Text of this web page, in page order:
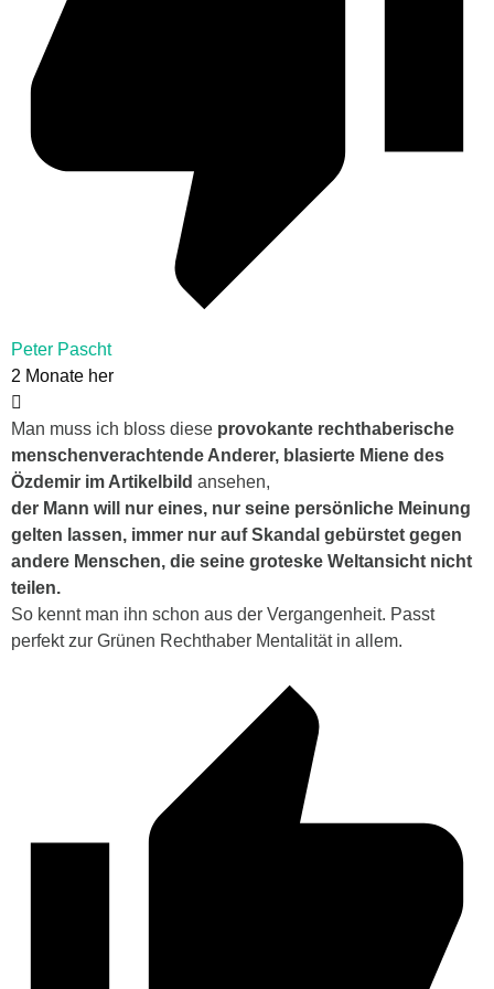
Peter Pascht
2 Monate her
Man muss ich bloss diese provokante rechthaberische
menschenverachtende Anderer, blasierte Miene des
Özdemir im Artikelbild ansehen,
der Mann will nur eines, nur seine persönliche Meinung
gelten lassen, immer nur auf Skandal gebürstet gegen
andere Menschen, die seine groteske Weltansicht nicht
teilen.
So kennt man ihn schon aus der Vergangenheit. Passt
perfekt zur Grünen Rechthaber Mentalität in allem.